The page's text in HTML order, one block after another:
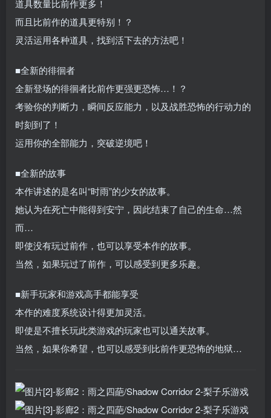
道具数量比前作更多！
而且比前作的道具更特别！？
灵活运用各种道具，找到活下去的方法吧！
■全新的徘徊者
全新登场的徘徊者比前作更强更恐怖…！？
考验你的判断力，瞬间反应能力，以及战胜恐怖的行动力的
时刻到了！
运用你的全部能力，突破逆境吧！
■全新的故事
本作讲述的是名叫“时雨”的少女的故事。
她认为在死亡中能得到安宁，因此结束了自己的生命…然
而…
即使没有玩过前作，也可以享受本作的故事。
当然，如果玩过了前作，可以感受到更多乐趣。
■新手玩家和游戏高手都能享受
本作的难度系统设计得更加灵活。
即使是不擅长玩此类游戏的玩家也可以通关故事。
当然，如果你希望，也可以感受到比前作更恐怖的地狱…